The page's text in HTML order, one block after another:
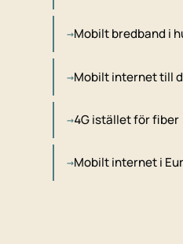
Mobilt bredband i
Mobilt internet till
4G istället för fiber
Mobilt internet i